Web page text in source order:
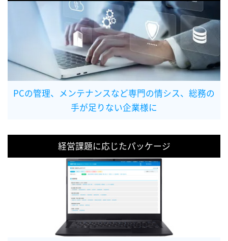
PCの管理、メンテナンスなど専門の情シス、総務の
手が足りない企業様に
経営課題に応じたパッケージ